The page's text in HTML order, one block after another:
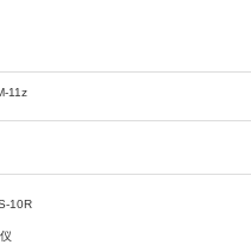
11z
10R